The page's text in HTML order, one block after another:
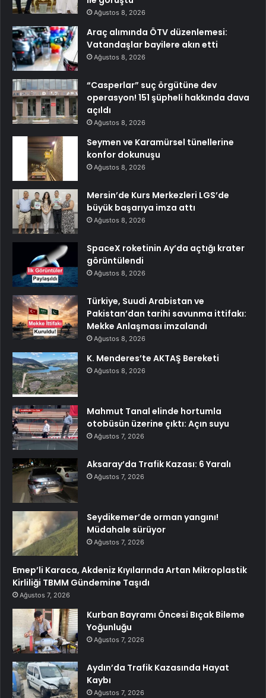
Ağustos 8, 2026
Araç alımında ÖTV düzenlemesi:
Vatandaşlar bayilere akın etti
Ağustos 8, 2026
“Casperlar” suç örgütüne dev
operasyon! 151 şüpheli hakkında dava
açıldı
Ağustos 8, 2026
Seymen ve Karamürsel tünellerine
konfor dokunuşu
Ağustos 8, 2026
Mersin’de Kurs Merkezleri LGS’de
büyük başarıya imza attı
Ağustos 8, 2026
SpaceX roketinin Ay’da açtığı krater
görüntülendi
Ağustos 8, 2026
Türkiye, Suudi Arabistan ve
Pakistan’dan tarihi savunma ittifakı:
Mekke Anlaşması imzalandı
Ağustos 8, 2026
K. Menderes’te AKTAŞ Bereketi
Ağustos 8, 2026
Mahmut Tanal elinde hortumla
otobüsün üzerine çıktı: Açın suyu
Ağustos 7, 2026
Aksaray’da Trafik Kazası: 6 Yaralı
Ağustos 7, 2026
Seydikemer’de orman yangını!
Müdahale sürüyor
Ağustos 7, 2026
Emep’li Karaca, Akdeniz Kıyılarında Artan Mikroplastik
Kirliliği TBMM Gündemine Taşıdı
Ağustos 7, 2026
Kurban Bayramı Öncesi Bıçak Bileme
Yoğunluğu
Ağustos 7, 2026
Aydın’da Trafik Kazasında Hayat
Kaybı
Ağustos 7, 2026